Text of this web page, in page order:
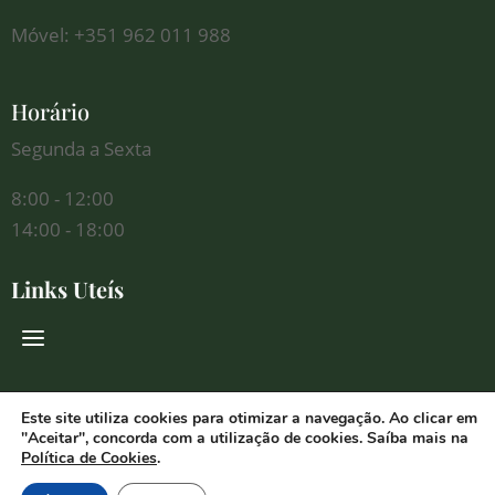
Móvel: +351 962 011 988
Horário
Segunda a Sexta
8:00 - 12:00
14:00 - 18:00
Links Uteís
Redes Sociais
Este site utiliza cookies para otimizar a navegação. Ao clicar em
"Aceitar", concorda com a utilização de cookies. Saíba mais na
Política de Cookies.